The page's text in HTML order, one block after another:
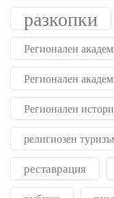
разкопки
Регионален
Регионален
Регионален
религиозен
реставрация